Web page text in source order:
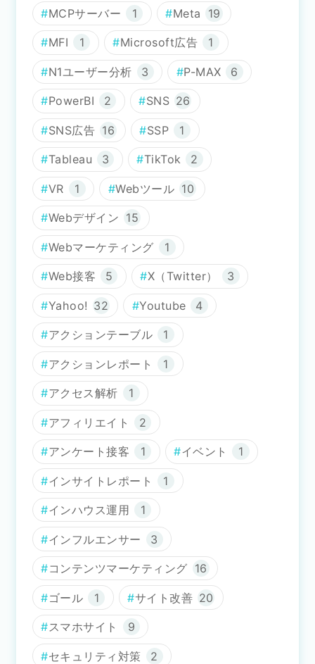
MCPサーバー 1 Meta 19
MFI 1 Microsoft広告 1
N1ユーザー分析 3 P-MAX 6
PowerBI 2 SNS 26
SNS広告 16 SSP 1
Tableau 3 TikTok 2
VR 1 Webツール 10
Webデザイン 15
Webマーケティング 1
Web接客 5 X（Twitter） 3
Yahoo! 32 Youtube 4
アクションテーブル 1
アクションレポート 1
アクセス解析 1
アフィリエイト 2
アンケート接客 1 イベント 1
インサイトレポート 1
インハウス運用 1
インフルエンサー 3
コンテンツマーケティング 16
ゴール 1 サイト改善 20
スマホサイト 9
セキュリティ対策 2